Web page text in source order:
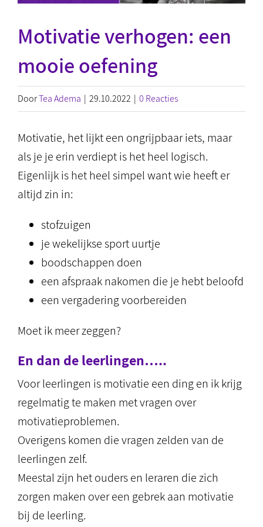
Motivatie verhogen: een
mooie oefening
DoorTea Adema | 29.10.2022 | 0 Reacties
Motivatie, het lijkt een ongrijpbaar iets, maar
als je je erin verdiept is het heel logisch.
Eigenlijk is het heel simpel want wie heeft er
altijd zin in:
stofzuigen
je wekelijkse sport uurtje
boodschappen doen
een afspraak nakomen die je hebt beloofd
een vergadering voorbereiden
Moet ik meer zeggen?
En dan de leerlingen…..
Voor leerlingen is motivatie een ding en ik krijg
regelmatig te maken met vragen over
motivatieproblemen.
Overigens komen die vragen zelden van de
leerlingen zelf.
Meestal zijn het ouders en leraren die zich
zorgen maken over een gebrek aan motivatie
bij de leerling.